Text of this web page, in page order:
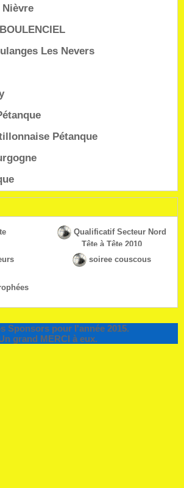
Les Nevers
Pétanque
Qualificatif Secteur Nord
Tête à Tête 2010
soiree couscous
Sponsors pour l'année 2015.
grand MERCI à eux.